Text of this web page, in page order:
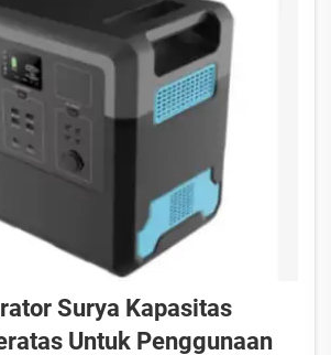
Surya Kapasitas
Untuk Penggunaan